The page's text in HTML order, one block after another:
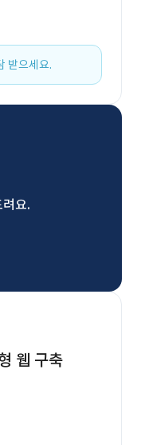
받으세요.
요.
웹 구축